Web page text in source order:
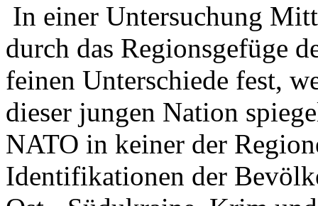
In einer Untersuchung
durch das Regionsgefüge
feinen Unterschiede fest,
dieser jungen Nation
NATO in keiner der
Identifikationen der